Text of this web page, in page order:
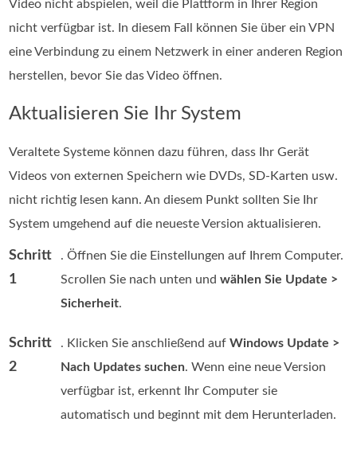
Video nicht abspielen, weil die Plattform in Ihrer Region
nicht verfügbar ist. In diesem Fall können Sie über ein VPN
eine Verbindung zu einem Netzwerk in einer anderen Region
herstellen, bevor Sie das Video öffnen.
Aktualisieren Sie Ihr System
Veraltete Systeme können dazu führen, dass Ihr Gerät
Videos von externen Speichern wie DVDs, SD-Karten usw.
nicht richtig lesen kann. An diesem Punkt sollten Sie Ihr
System umgehend auf die neueste Version aktualisieren.
Schritt
1
. Öffnen Sie die Einstellungen auf Ihrem Computer.
Scrollen Sie nach unten undwählen Sie Update >
Sicherheit.
Schritt
2
. Klicken Sie anschließend aufWindows Update >
Nach Updates suchen. Wenn eine neue Version
verfügbar ist, erkennt Ihr Computer sie
automatisch und beginnt mit dem Herunterladen.